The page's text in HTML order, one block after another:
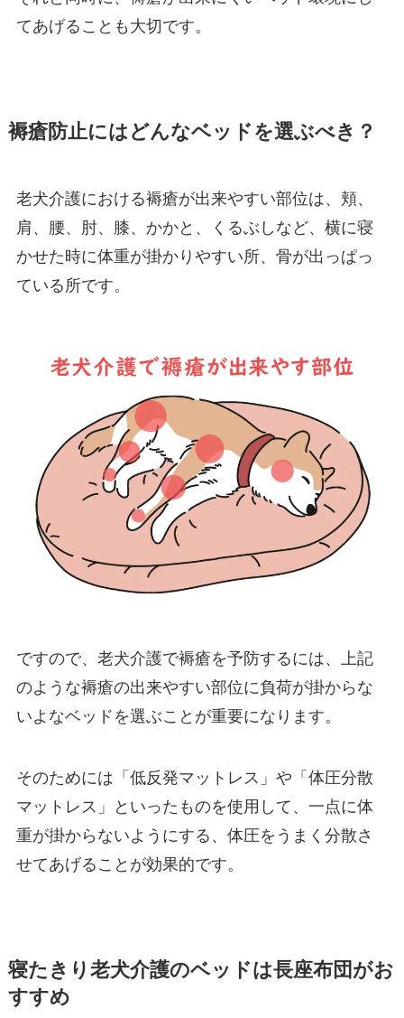
てあげることも大切です。
褥瘡防止にはどんなベッドを選ぶべき？
老犬介護における褥瘡が出来やすい部位は、頬、
肩、腰、肘、膝、かかと、くるぶしなど、横に寝
かせた時に体重が掛かりやすい所、骨が出っぱっ
ている所です。
ですので、老犬介護で褥瘡を予防するには、上記
のような褥瘡の出来やすい部位に負荷が掛からな
いよなベッドを選ぶことが重要になります。
そのためには「低反発マットレス」や「体圧分散
マットレス」といったものを使用して、一点に体
重が掛からないようにする、体圧をうまく分散さ
せてあげることが効果的です。
寝たきり老犬介護のベッドは長座布団がお
すすめ